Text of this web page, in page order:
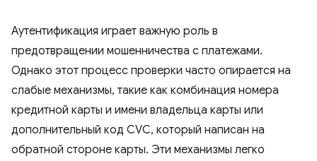
Аутентификация играет важную роль в
предотвращении мошенничества с платежами.
Однако этот процесс проверки часто опирается на
слабые механизмы, такие как комбинация номера
кредитной карты и имени владельца карты или
дополнительный код CVC, который написан на
обратной стороне карты. Эти механизмы легко